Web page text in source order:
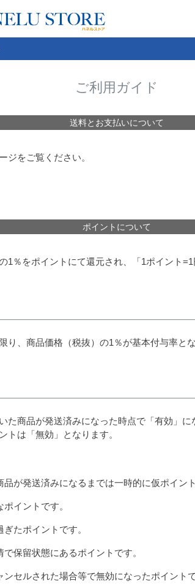
ご利用ガイド
送料とお支払いについて
ジをご覧ください。
ポイントについて
1％をポイントにて還元され、「1ポイント
り、商品価格（税抜）の1％が基本付与率とな
た商品が発送済みになった時点で「有効」に
トは「無効」となります。
品が発送済みになるまでは一時的に仮ポイン
イントです。
たポイントです。
保留状態にあるポイントです。
ンセルされた場合等で無効になったポイントで